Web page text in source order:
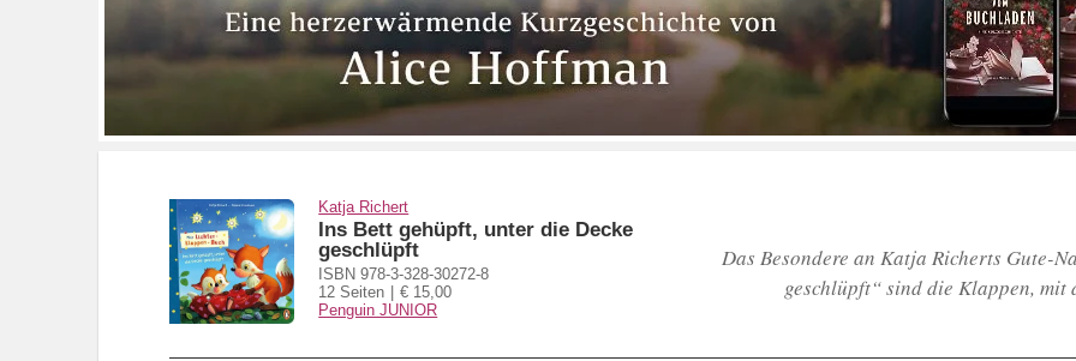
Katja Richert
Ins Bett gehüpft, unter die Decke
geschlüpft
ISBN 978-3-328-30272-8
12 Seiten
€ 15,00
Penguin JUNIOR
Das Besondere an Katja Richerts Gute-
geschlüpft“ sind die Klappen, mit